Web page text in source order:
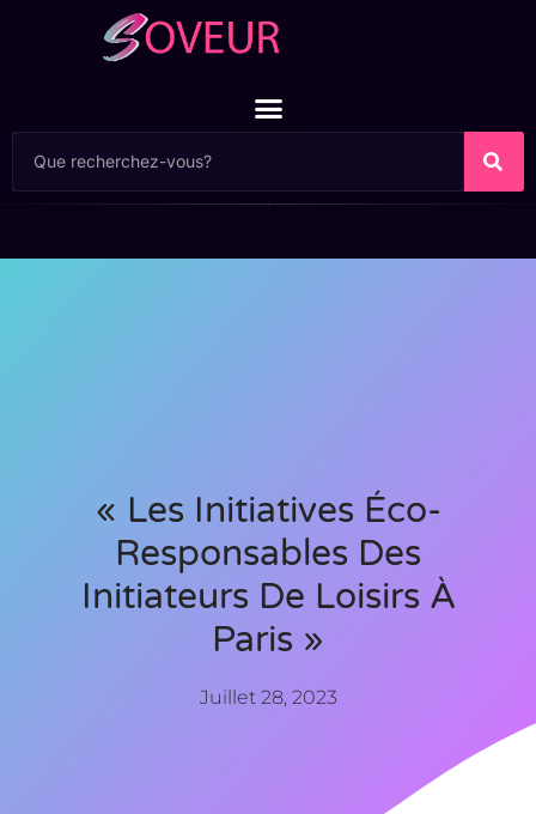
« Les Initiatives Éco-
Responsables Des
Initiateurs De Loisirs À
Paris »
Juillet 28, 2023